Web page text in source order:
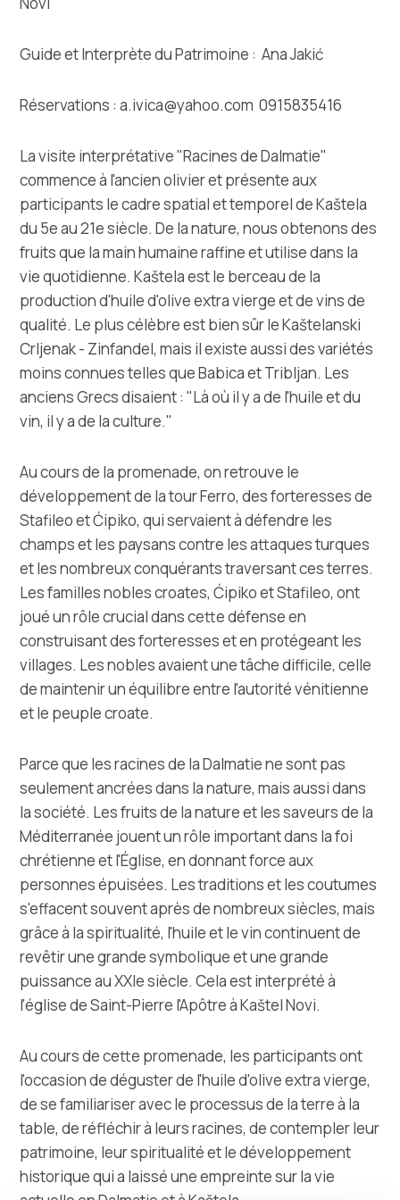
Guide et Interprète du Patrimoine : Ana Jakić
Réservations : a.ivica@yahoo.com 0915835416
La visite interprétative "Racines de Dalmatie"
commence à l'ancien olivier et présente aux
participants le cadre spatial et temporel de Kaštela
du 5e au 21e siècle. De la nature, nous obtenons des
fruits que la main humaine raffine et utilise dans la
vie quotidienne. Kaštela est le berceau de la
production d'huile d'olive extra vierge et de vins de
qualité. Le plus célèbre est bien sûr le Kaštelanski
Crljenak - Zinfandel, mais il existe aussi des variétés
moins connues telles que Babica et Tribljan. Les
anciens Grecs disaient : "Là où il y a de l'huile et du
vin, il y a de la culture."
Au cours de la promenade, on retrouve le
développement de la tour Ferro, des forteresses de
Stafileo et Ćipiko, qui servaient à défendre les
champs et les paysans contre les attaques turques
et les nombreux conquérants traversant ces terres.
Les familles nobles croates, Ćipiko et Stafileo, ont
joué un rôle crucial dans cette défense en
construisant des forteresses et en protégeant les
villages. Les nobles avaient une tâche difficile, celle
de maintenir un équilibre entre l'autorité vénitienne
et le peuple croate.
Parce que les racines de la Dalmatie ne sont pas
seulement ancrées dans la nature, mais aussi dans
la société. Les fruits de la nature et les saveurs de la
Méditerranée jouent un rôle important dans la foi
chrétienne et l'Église, en donnant force aux
personnes épuisées. Les traditions et les coutumes
s'effacent souvent après de nombreux siècles, mais
grâce à la spiritualité, l'huile et le vin continuent de
revêtir une grande symbolique et une grande
puissance au XXIe siècle. Cela est interprété à
l'église de Saint-Pierre l'Apôtre à Kaštel Novi.
Au cours de cette promenade, les participants ont
l'occasion de déguster de l'huile d'olive extra vierge,
de se familiariser avec le processus de la terre à la
table, de réfléchir à leurs racines, de contempler leur
patrimoine, leur spiritualité et le développement
historique qui a laissé une empreinte sur la vie